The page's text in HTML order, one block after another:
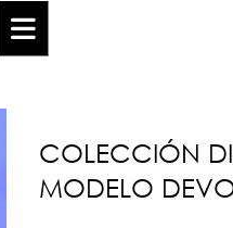
COLECCIÓN
MODELO